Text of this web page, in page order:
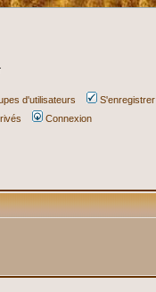
d'utilisateurs
S'enregistrer
Connexion